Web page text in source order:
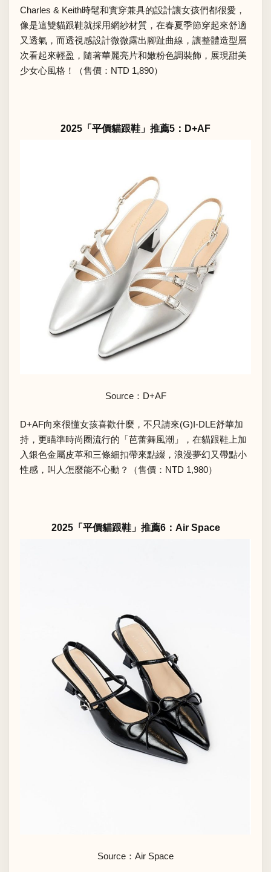
Charles & Keith時髦和實穿兼具的設計讓女孩們都很愛，
像是這雙貓跟鞋就採用網紗材質，在春夏季節穿起來舒適
又透氣，而透視感設計微微露出腳趾曲線，讓整體造型層
次看起來輕盈，隨著華麗亮片和嫩粉色調裝飾，展現甜美
少女心風格！（售價：NTD 1,890）
2025「平價貓跟鞋」推薦5：D+AF
Source：D+AF
D+AF向來很懂女孩喜歡什麼，不只請來(G)I-DLE舒華加
持，更瞄準時尚圈流行的「芭蕾舞風潮」，在貓跟鞋上加
入銀色金屬皮革和三條細扣帶來點綴，浪漫夢幻又帶點小
性感，叫人怎麼能不心動？（售價：NTD 1,980）
2025「平價貓跟鞋」推薦6：Air Space
Source：Air Space